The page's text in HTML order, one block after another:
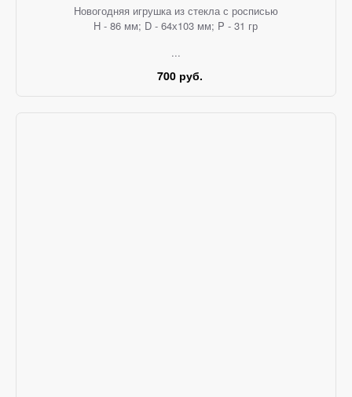
Новогодняя игрушка из стекла с росписью
H - 86 мм; D - 64х103 мм; P - 31 гр
...
700 руб.